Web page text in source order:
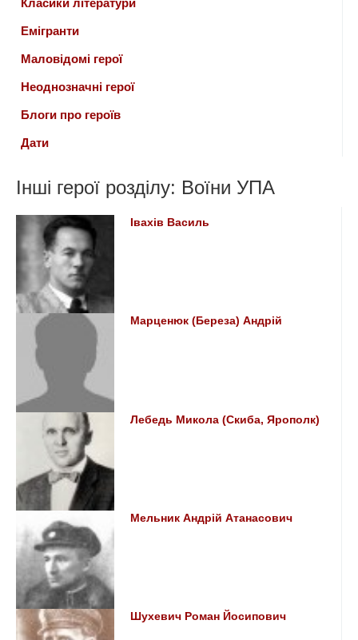
Емігранти
Маловідомі герої
Неоднозначні герої
Блоги про героїв
Дати
Інші герої розділу: Воїни УПА
Івахів Василь
Марценюк (Береза) Андрій
Лебедь Микола (Скиба, Ярополк)
Мельник Андрій Атанасович
Шухевич Роман Йосипович